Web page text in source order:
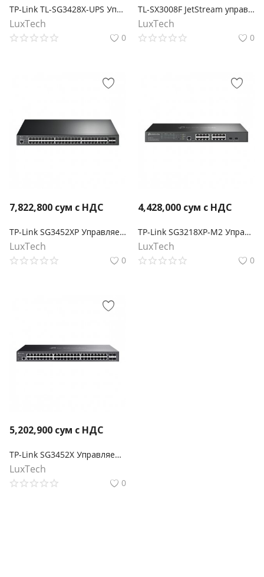
TP-Link TL-SG3428X-UPS Управляемый коммутатор JetStream уровня 2+ с 24 гигабитными портами RJ45, 4 портами SFP+ и источником бесперебойного питания
LuxTech
0
TL-SX3008F JetStream управляемый коммутатор уровня 2+ на 8 портов SFP+ 10GE
LuxTech
0
7,822,800 сум с НДС
TP-Link SG3452XP Управляемый коммутатор Smart линейки Omada уровня 2+ c 48 гигабитными портами PoE+ и 4 портами SFP+
LuxTech
0
4,428,000 сум с НДС
TP-Link SG3218XP-M2 Управляемый коммутатор Omada уровня 2+ с 16 портами 2,5 Гбит/с (8 портов PoE+) и 2 портами SFP+
LuxTech
0
5,202,900 сум с НДС
TP-Link SG3452X Управляемый коммутатор Omada уровня 2+ с 48 гигабитными портами и 4 портами SFP+
LuxTech
0